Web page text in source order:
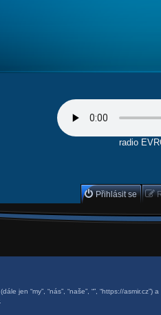
radio
Přihlásit se
jen “my”, “nás”, “naše”, “”, “https://